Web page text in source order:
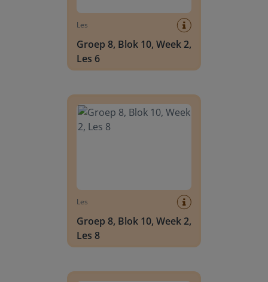
Les
Groep 8, Blok 10, Week 2,
Les 6
Les
Groep 8, Blok 10, Week 2,
Les 8